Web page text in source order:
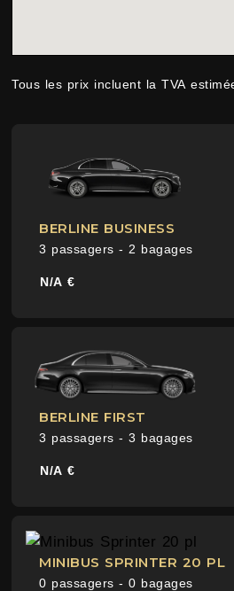
Tous les prix incluent la TVA
BERLINE BUSINESS
3 passagers - 2 bagages
N/A €
BERLINE FIRST
3 passagers - 3 bagages
N/A €
MINIBUS SPRINTER 20 PL
0 passagers - 0 bagages